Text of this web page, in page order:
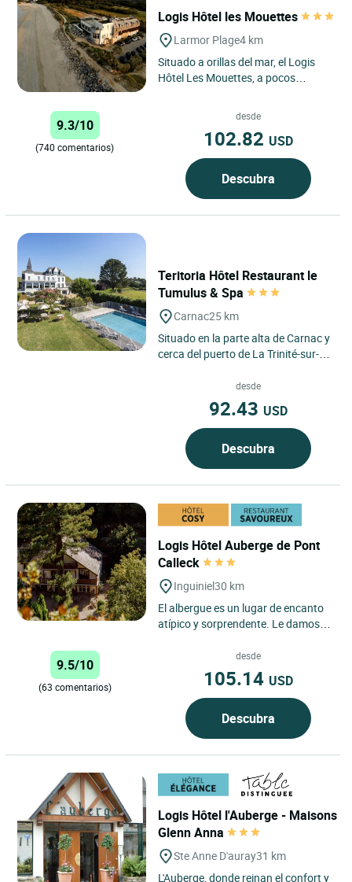
Logis Hôtel les Mouettes
Larmor Plage4 km
Situado a orillas del mar, el Logis
Hôtel Les Mouettes, a pocos
de Groix, le da la...
9.3/10
(740 comentarios)
desde
102.82 USD
Descubra
Teritoria Hôtel Restaurant le
Tumulus & Spa
Carnac25 km
Situado en la parte alta de Carnac y
cerca del puerto de La Trinité-sur-
«Du Tumulus»...desde
92.43 USD
Descubra
Logis Hôtel Auberge de Pont
Calleck
Inguiniel30 km
El albergue es un lugar de encanto
atípico y sorprendente. Le damos la
nacional de Pont...
9.5/10
(63 comentarios)
desde
105.14 USD
Descubra
Logis Hôtel l'Auberge - Maisons
Glenn Anna
Ste Anne D'auray31 km
L'Auberge, donde reinan el confort y